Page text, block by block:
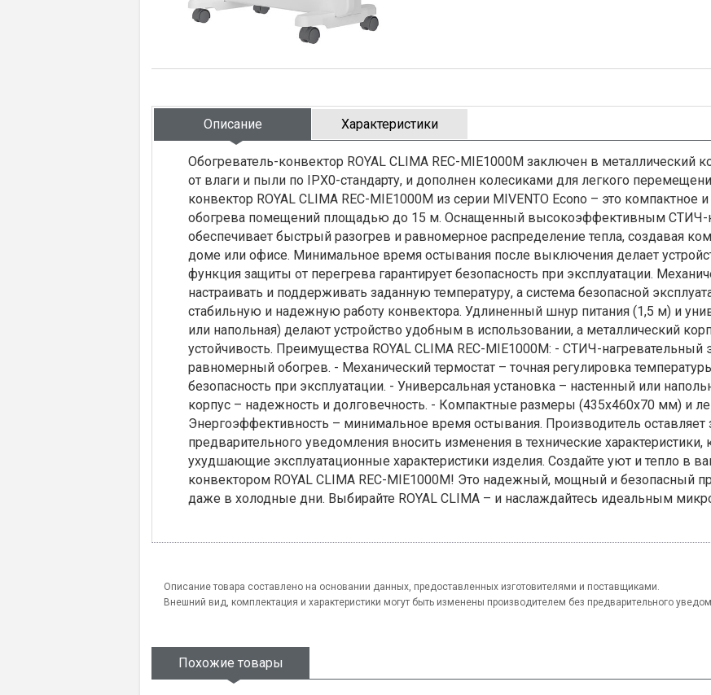
Описание Характеристики
Обогреватель-конвектор ROYAL CLIMA REC-MIE1000M заключен в металлический
от влаги и пыли по IPX0-стандарту, и дополнен колесиками для легкого
конвектор ROYAL CLIMA REC-MIE1000M из серии MIVENTO Econo – это
обогрева помещений площадью до 15 м. Оснащенный высокоэффективным СТИЧ-
обеспечивает быстрый разогрев и равномерное распределение тепла, создавая
доме или офисе. Минимальное время остывания после выключения делает
функция защиты от перегрева гарантирует безопасность при эксплуатации.
настраивать и поддерживать заданную температуру, а система безопасной
стабильную и надежную работу конвектора. Удлиненный шнур питания (1,5 м) и
или напольная) делают устройство удобным в использовании, а металлический
устойчивость. Преимущества ROYAL CLIMA REC-MIE1000M: - СТИЧ-
равномерный обогрев. - Механический термостат – точная регулировка
безопасность при эксплуатации. - Универсальная установка – настенный или
корпус – надежность и долговечность. - Компактные размеры (435x460x70 мм) и
Энергоэффективность – минимальное время остывания. Производитель оставляет
предварительного уведомления вносить изменения в технические
ухудшающие эксплуатационные характеристики изделия. Создайте уют и тепло в
конвектором ROYAL CLIMA REC-MIE1000M! Это надежный, мощный и безопасный
даже в холодные дни. Выбирайте ROYAL CLIMA – и наслаждайтесь идеальным
Описание товара составлено на основании данных, предоставленных изготовителями и поставщиками.
Внешний вид, комплектация и характеристики могут быть изменены производителем без предварительного
Похожие товары